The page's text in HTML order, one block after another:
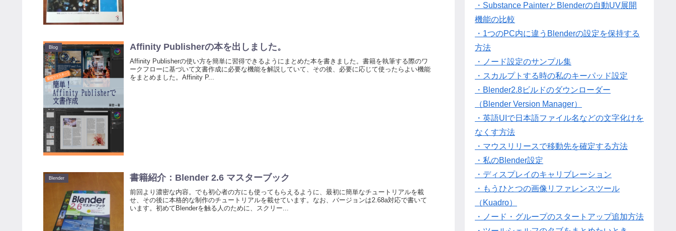
Blog Affinity Publisherの本を出しました。
Affinity Publisherの使い方を簡単に習得できるようにまとめた本を書きました。書籍を執筆する際のワ
ークフローに基づいて文書作成に必要な機能を解説していて、その後、必要に応じて使ったらよい機能
をまとめました。Affinity P...
Blender 書籍紹介：Blender 2.6 マスターブック
前回より濃密な内容。でも初心者の方にも使ってもらえるように、最初に簡単なチュートリアルを載
せ、その後に本格的な制作のチュートリアルを載せています。なお、バージョンは2.68a対応で書いて
います。初めてBlenderを触る人のために、スクリー...
・Substance PainterとBlenderの自動UV展開
機能の比較
・1つのPC内に違うBlenderの設定を保持する
方法
・ノード設定のサンプル集
・スカルプトする時の私のキーパッド設定
・Blender2.8ビルドのダウンローダー
（Blender Version Manager）
・英語UIで日本語ファイル名などの文字化けを
なくす方法
・マウスリリースで移動先を確定する方法
・私のBlender設定
・ディスプレイのキャリブレーション
・もうひとつの画像リファレンスツール
（Kuadro）
・ノード・グループのスタートアップ追加方法